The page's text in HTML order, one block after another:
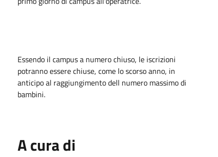
Essendo il campus a numero chiuso, le iscrizioni
potranno essere chiuse, come lo scorso anno, in
anticipo al raggiungimento dell numero massimo di
bambini.
A cura di